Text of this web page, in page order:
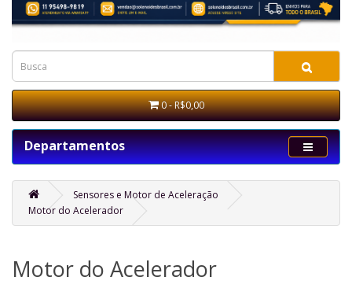
0 - R$0,00
Departamentos
Sensores e Motor de Aceleração
Motor do Acelerador
Motor do Acelerador